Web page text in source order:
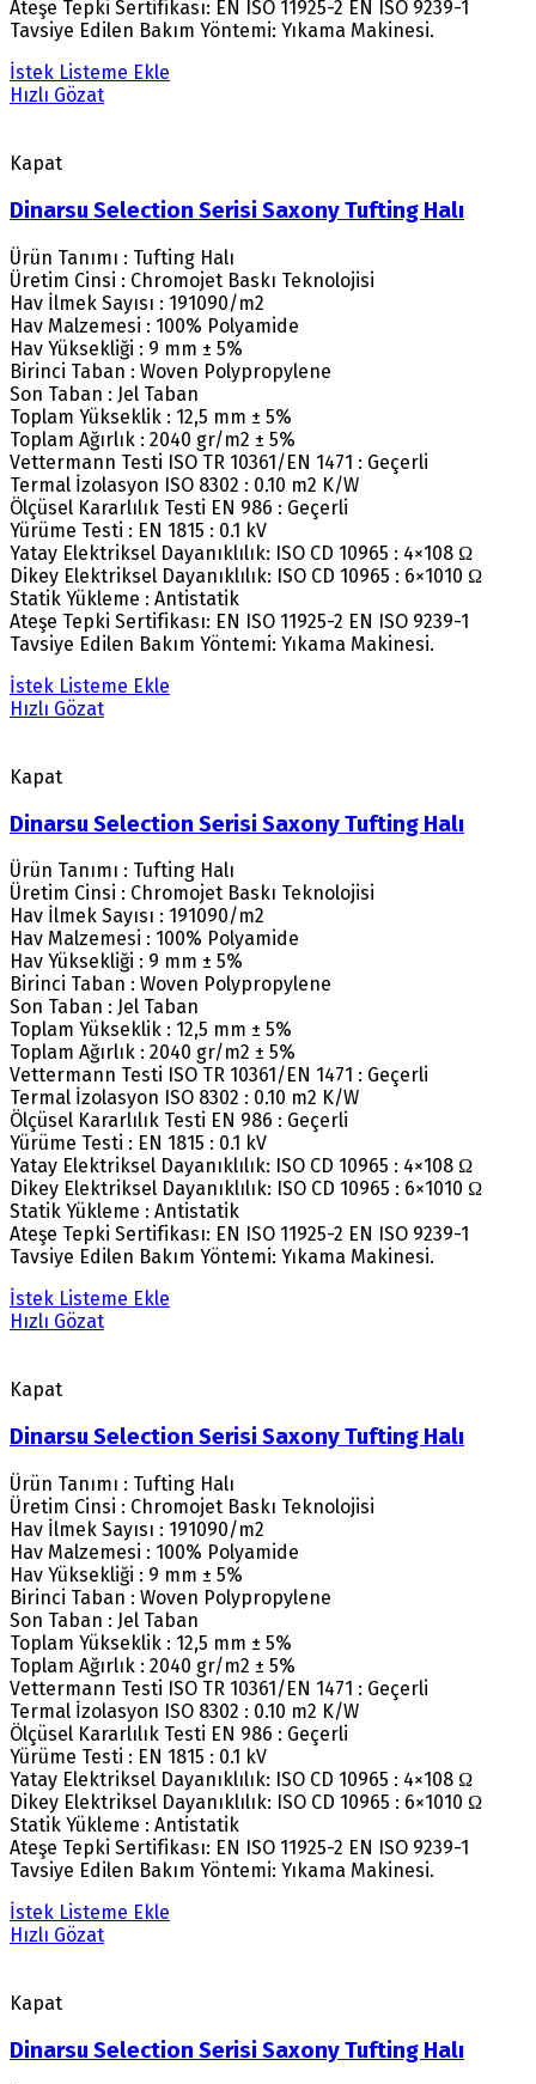
Ateşe Tepki Sertifikası: EN ISO 11925-2 EN ISO 9239-1
Tavsiye Edilen Bakım Yöntemi: Yıkama Makinesi.
İstek Listeme Ekle
Hızlı Gözat
Kapat
Dinarsu Selection Serisi Saxony Tufting Halı
Ürün Tanımı : Tufting Halı
Üretim Cinsi : Chromojet Baskı Teknolojisi
Hav İlmek Sayısı : 191090/m2
Hav Malzemesi : 100% Polyamide
Hav Yüksekliği : 9 mm ± 5%
Birinci Taban : Woven Polypropylene
Son Taban : Jel Taban
Toplam Yükseklik : 12,5 mm ± 5%
Toplam Ağırlık : 2040 gr/m2 ± 5%
Vettermann Testi ISO TR 10361/EN 1471 : Geçerli
Termal İzolasyon ISO 8302 : 0.10 m2 K/W
Ölçüsel Kararlılık Testi EN 986 : Geçerli
Yürüme Testi : EN 1815 : 0.1 kV
Yatay Elektriksel Dayanıklılık: ISO CD 10965 : 4×108 Ω
Dikey Elektriksel Dayanıklılık: ISO CD 10965 : 6×1010 Ω
Statik Yükleme : Antistatik
Ateşe Tepki Sertifikası: EN ISO 11925-2 EN ISO 9239-1
Tavsiye Edilen Bakım Yöntemi: Yıkama Makinesi.
İstek Listeme Ekle
Hızlı Gözat
Kapat
Dinarsu Selection Serisi Saxony Tufting Halı
Ürün Tanımı : Tufting Halı
Üretim Cinsi : Chromojet Baskı Teknolojisi
Hav İlmek Sayısı : 191090/m2
Hav Malzemesi : 100% Polyamide
Hav Yüksekliği : 9 mm ± 5%
Birinci Taban : Woven Polypropylene
Son Taban : Jel Taban
Toplam Yükseklik : 12,5 mm ± 5%
Toplam Ağırlık : 2040 gr/m2 ± 5%
Vettermann Testi ISO TR 10361/EN 1471 : Geçerli
Termal İzolasyon ISO 8302 : 0.10 m2 K/W
Ölçüsel Kararlılık Testi EN 986 : Geçerli
Yürüme Testi : EN 1815 : 0.1 kV
Yatay Elektriksel Dayanıklılık: ISO CD 10965 : 4×108 Ω
Dikey Elektriksel Dayanıklılık: ISO CD 10965 : 6×1010 Ω
Statik Yükleme : Antistatik
Ateşe Tepki Sertifikası: EN ISO 11925-2 EN ISO 9239-1
Tavsiye Edilen Bakım Yöntemi: Yıkama Makinesi.
İstek Listeme Ekle
Hızlı Gözat
Kapat
Dinarsu Selection Serisi Saxony Tufting Halı
Ürün Tanımı : Tufting Halı
Üretim Cinsi : Chromojet Baskı Teknolojisi
Hav İlmek Sayısı : 191090/m2
Hav Malzemesi : 100% Polyamide
Hav Yüksekliği : 9 mm ± 5%
Birinci Taban : Woven Polypropylene
Son Taban : Jel Taban
Toplam Yükseklik : 12,5 mm ± 5%
Toplam Ağırlık : 2040 gr/m2 ± 5%
Vettermann Testi ISO TR 10361/EN 1471 : Geçerli
Termal İzolasyon ISO 8302 : 0.10 m2 K/W
Ölçüsel Kararlılık Testi EN 986 : Geçerli
Yürüme Testi : EN 1815 : 0.1 kV
Yatay Elektriksel Dayanıklılık: ISO CD 10965 : 4×108 Ω
Dikey Elektriksel Dayanıklılık: ISO CD 10965 : 6×1010 Ω
Statik Yükleme : Antistatik
Ateşe Tepki Sertifikası: EN ISO 11925-2 EN ISO 9239-1
Tavsiye Edilen Bakım Yöntemi: Yıkama Makinesi.
İstek Listeme Ekle
Hızlı Gözat
Kapat
Dinarsu Selection Serisi Saxony Tufting Halı